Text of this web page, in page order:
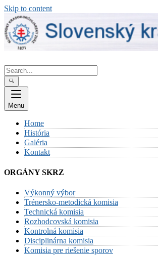
Skip to content
Menu
Home
História
Galéria
Kontakt
ORGÁNY SKRZ
Výkonný výbor
Trénersko-metodická komisia
Technická komisia
Rozhodcovská komisia
Kontrolná komisia
Disciplinárna komisia
Komisia pre riešenie sporov